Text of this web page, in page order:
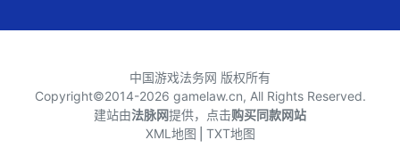
中国游戏法务网 版权所有
Copyright©2014-2026 gamelaw.cn, All Rights Reserved.
建站由法脉网提供，点击购买同款网站
XML地图 TXT地图